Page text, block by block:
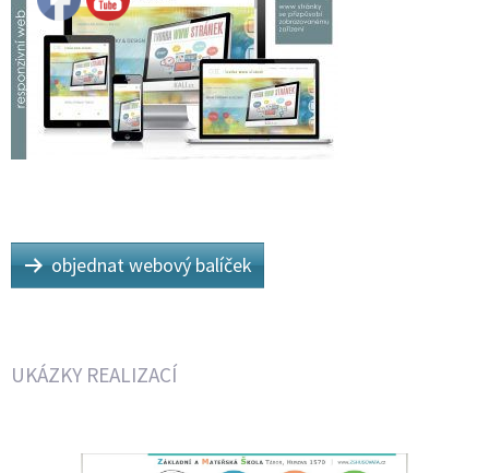
objednat webový balíček
UKÁZKY REALIZACÍ